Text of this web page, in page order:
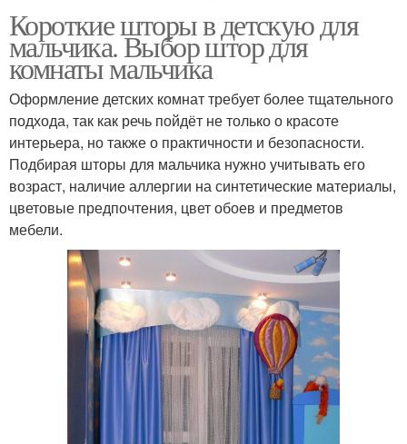
Короткие шторы в детскую для
мальчика. Выбор штор для
комнаты мальчика
Оформление детских комнат требует более тщательного
подхода, так как речь пойдёт не только о красоте
интерьера, но также о практичности и безопасности.
Подбирая шторы для мальчика нужно учитывать его
возраст, наличие аллергии на синтетические материалы,
цветовые предпочтения, цвет обоев и предметов
мебели.